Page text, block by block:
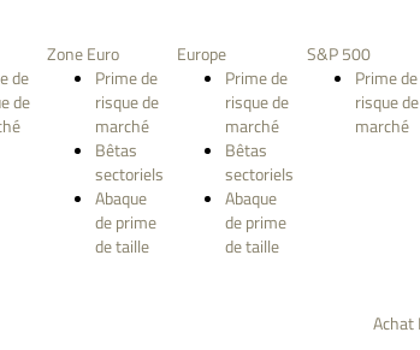
de
de
Zone Euro
Prime de
risque de
marché
Bêtas
sectoriels
Abaque
de prime
de taille
Europe
Prime de
risque de
marché
Bêtas
sectoriels
Abaque
de prime
de taille
S&P 500
Prime de
risque de
marché
Achat